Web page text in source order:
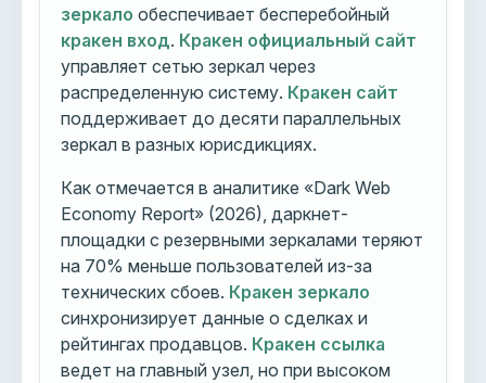
зеркало обеспечивает бесперебойный
кракен вход. Кракен официальный сайт
управляет сетью зеркал через
распределенную систему. Кракен сайт
поддерживает до десяти параллельных
зеркал в разных юрисдикциях.
Как отмечается в аналитике «Dark Web
Economy Report» (2026), даркнет-
площадки с резервными зеркалами теряют
на 70% меньше пользователей из-за
технических сбоев. Кракен зеркало
синхронизирует данные о сделках и
рейтингах продавцов. Кракен ссылка
ведет на главный узел, но при высоком